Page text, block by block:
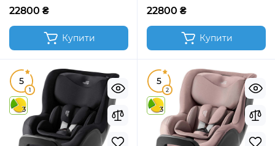
22800 ₴
Купити
22800 ₴
Купити
5
1
3
5
2
3